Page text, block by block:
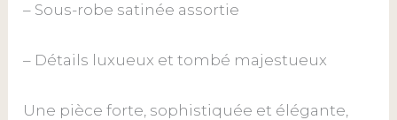
– Sous-robe satinée assortie
– Détails luxueux et tombé majestueux
Une pièce forte, sophistiquée et élégante,